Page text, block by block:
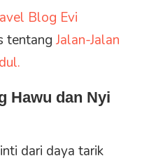
Blog Evi
tentang Jalan-Jalan
Hawu dan Nyi
dari daya tarik